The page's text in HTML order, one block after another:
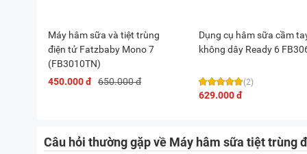
Chú ý nhiệt độ khi mở nắp và khi cho bé bú.
Cẩn thận khi mở nắp để tránh bị bỏng tay vì nhiệt
Chỉ mở nắp khi quá trình tiệt trùng đã kết thúc để
Có thể sử dụng bọt biển để rửa phụ kiện với xà
Chỉ vệ sinh thiết bị sau khi đã được rút điện và đã
Máy hâm sữa và tiệt trùng
điện tử Fatzbaby Mono 7
(FB3010TN)
450.000 đ
650.000 đ
Dụng cụ hâm sữa cầm
không dây Ready 6
(2)
629.000 đ
Câu hỏi thường gặp về Máy hâm sữa tiệt trùng